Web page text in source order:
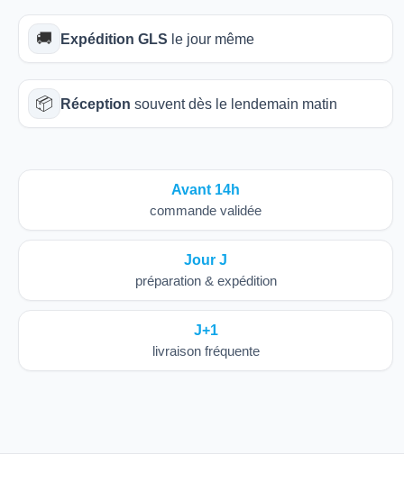
🚚 Expédition GLS le jour même
📦 Réception souvent dès le lendemain matin
Avant 14h
commande validée
Jour J
préparation & expédition
J+1
livraison fréquente